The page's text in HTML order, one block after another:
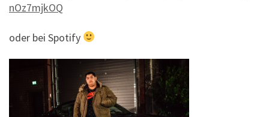
nOz7mjkOQ
oder bei Spotify